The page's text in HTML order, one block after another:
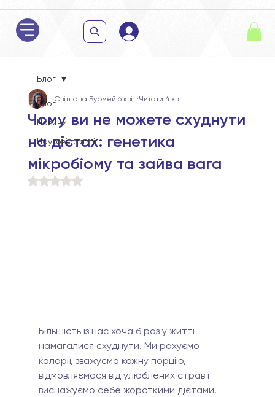
Блог
Новини
Наукові статті
Блог
Чому ви не можете схуднути
на дієтах: генетика
мікробіому та зайва вага
Світлана Бурмей 6 квіт. Читати 4 хв
Оцінка: NaN з 5 зірок.
Більшість із нас хоча б раз у житті
намагалися схуднути. Ми рахуємо
калорії, зважуємо кожну порцію,
відмовляємося від улюблених страв і
виснажуємо себе жорсткими дієтами.